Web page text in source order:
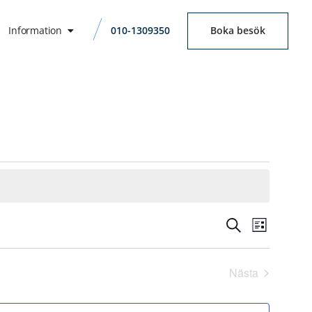
Information 010-1309350 Boka besök
Sök Lista
Nästa